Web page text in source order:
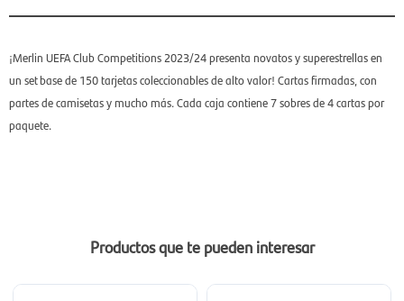
¡Merlin UEFA Club Competitions 2023/24 presenta novatos y superestrellas en
un set base de 150 tarjetas coleccionables de alto valor! Cartas firmadas, con
partes de camisetas y mucho más. Cada caja contiene 7 sobres de 4 cartas por
paquete.
Productos que te pueden interesar